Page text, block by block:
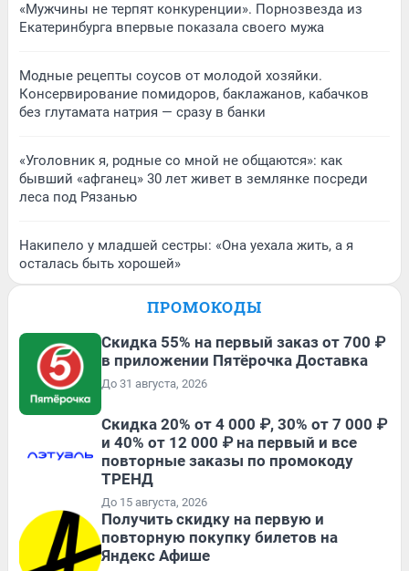
«Мужчины не терпят конкуренции». Порнозвезда из
Екатеринбурга впервые показала своего мужа
Модные рецепты соусов от молодой хозяйки.
Консервирование помидоров, баклажанов, кабачков
без глутамата натрия — сразу в банки
«Уголовник я, родные со мной не общаются»: как
бывший «афганец» 30 лет живет в землянке посреди
леса под Рязанью
Накипело у младшей сестры: «Она уехала жить, а я
осталась быть хорошей»
ПРОМОКОДЫ
Скидка 55% на первый заказ от 700 ₽
в приложении Пятёрочка Доставка
До 31 августа, 2026
Скидка 20% от 4 000 ₽, 30% от 7 000 ₽
и 40% от 12 000 ₽ на первый и все
повторные заказы по промокоду
ТРЕНД
До 15 августа, 2026
Получить скидку на первую и
повторную покупку билетов на
Яндекс Афише